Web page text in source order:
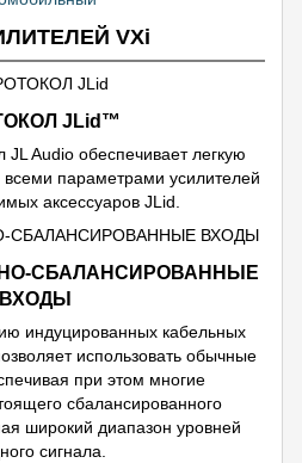
VXi
JLid™
JL Audio обеспечивает легкую
всеми параметрами усилителей
аксессуаров JLid.
СБАЛАНСИРОВАННЫЕ
ВХОДЫ
индуцированных кабельных
использовать обычные
при этом многие
сбалансированного
широкий диапазон уровней
сигнала.